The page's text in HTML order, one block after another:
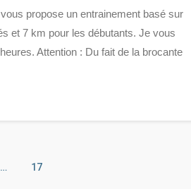
propose un entrainement basé sur
et 7 km pour les débutants. Je vous
Attention : Du fait de la brocante
… 17